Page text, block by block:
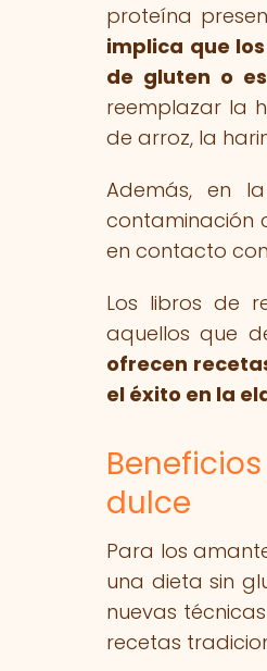
proteína
implica que
de gluten o
reemplazar la
de arroz, la
Además, en
contaminación
en contacto
Los libros de
aquellos que
ofrecen
el éxito en la
dulce
Para los
una dieta sin
nuevas
recetas